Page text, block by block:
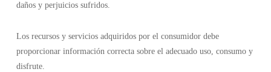
daños y perjuicios sufridos.
Los recursos y servicios adquiridos por el consumidor debe
proporcionar información correcta sobre el adecuado uso, consumo y
disfrute.